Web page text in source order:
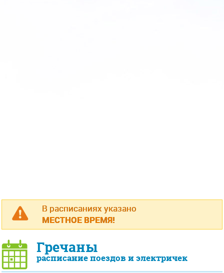
В расписаниях указано
МЕСТНОЕ ВРЕМЯ!
Гречаны
расписание поездов и электричек